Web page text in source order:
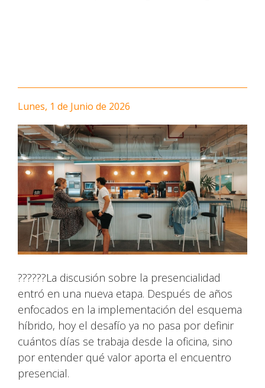
Lunes, 1 de Junio de 2026
??????La discusión sobre la presencialidad
entró en una nueva etapa. Después de años
enfocados en la implementación del esquema
híbrido, hoy el desafío ya no pasa por definir
cuántos días se trabaja desde la oficina, sino
por entender qué valor aporta el encuentro
presencial.